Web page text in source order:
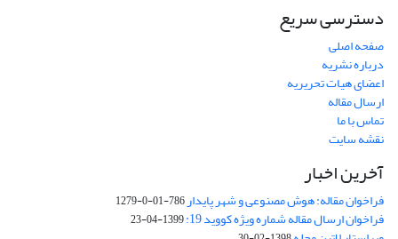
دسترسی سریع
صفحه اصلی
درباره نشریه
اعضای هیات تحریریه
ارسال مقاله
تماس با ما
نقشه سایت
آخرین اخبار
فراخوان مقاله: هوش مصنوعی و شهر پایدار786-01-0-1279
فراخوان ارسال مقاله شماره ویژه کووید 19: 1399-04-23